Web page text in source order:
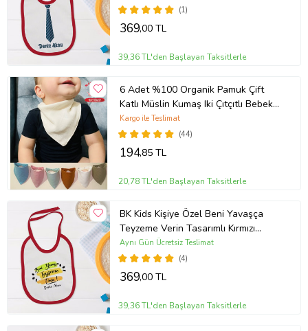
(1)
369,00 TL
39,36 TL'den Başlayan Taksitlerle
6 Adet %100 Organik Pamuk Çift
Katlı Müslin Kumaş Iki Çıtçıtlı Bebek
Salya Önlük Fular (Karışık)
(44)
Kargo ile Teslimat
194,85 TL
20,78 TL'den Başlayan Taksitlerle
BK Kids Kişiye Özel Beni Yavaşça
Teyzeme Verin Tasarımlı Kırmızı
Bebek Mama Önlüğü-1
(4)
Aynı Gün Ücretsiz Teslimat
369,00 TL
39,36 TL'den Başlayan Taksitlerle